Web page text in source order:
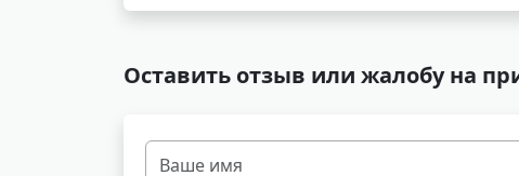
Оставить отзыв или жалобу на